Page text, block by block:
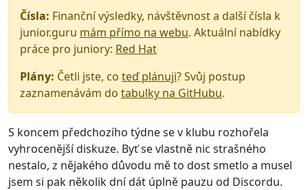
Čísla: Finanční výsledky, návštěvnost a další čísla k
junior.guru mám přímo na webu. Aktuální nabídky
práce pro juniory: Red Hat
Plány: Četli jste, co teď plánuji? Svůj postup
zaznamenávám do tabulky na GitHubu.
S koncem předchozího týdne se v klubu rozhořela
vyhrocenější diskuze. Byť se vlastně nic strašného
nestalo, z nějakého důvodu mě to dost smetlo a musel
jsem si pak několik dní dát úplně pauzu od Discordu.